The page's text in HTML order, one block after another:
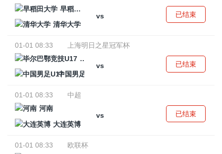
早稻田大学
vs
清华大学
已结束
01-01 08:33
上海明日之星冠军杯
毕尔巴鄂竞技U17
vs
中国男足U17
已结束
01-01 08:33
中超
河南
vs
大连英博
已结束
01-01 08:33
欧联杯